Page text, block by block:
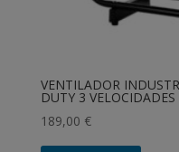
VENTILADOR
DUTY 3
189,00 €